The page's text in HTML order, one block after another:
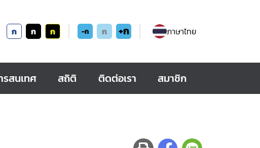
ก ก ก -ก ก +ก ภาษาไทย
สนเทศ สถิติ ติดต่อเรา สมาชิก